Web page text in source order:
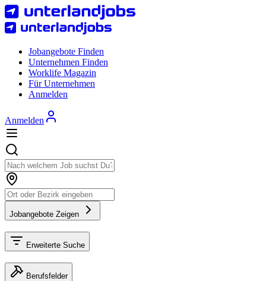
Jobangebote Finden
Unternehmen Finden
Worklife Magazin
Für Unternehmen
Anmelden
Anmelden
Jobangebote Zeigen
Erweiterte Suche
Berufsfelder